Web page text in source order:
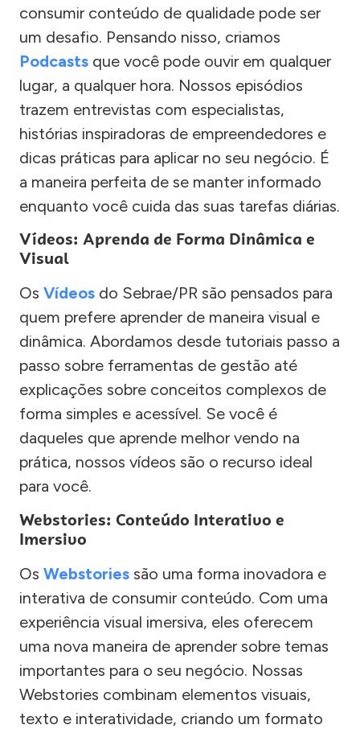
consumir conteúdo de qualidade pode ser
um desafio. Pensando nisso, criamos
Podcasts que você pode ouvir em qualquer
lugar, a qualquer hora. Nossos episódios
trazem entrevistas com especialistas,
histórias inspiradoras de empreendedores e
dicas práticas para aplicar no seu negócio. É
a maneira perfeita de se manter informado
enquanto você cuida das suas tarefas diárias.
Vídeos: Aprenda de Forma Dinâmica e
Visual
Os Vídeos do Sebrae/PR são pensados para
quem prefere aprender de maneira visual e
dinâmica. Abordamos desde tutoriais passo a
passo sobre ferramentas de gestão até
explicações sobre conceitos complexos de
forma simples e acessível. Se você é
daqueles que aprende melhor vendo na
prática, nossos vídeos são o recurso ideal
para você.
Webstories: Conteúdo Interativo e
Imersivo
Os Webstories são uma forma inovadora e
interativa de consumir conteúdo. Com uma
experiência visual imersiva, eles oferecem
uma nova maneira de aprender sobre temas
importantes para o seu negócio. Nossas
Webstories combinam elementos visuais,
texto e interatividade, criando um formato